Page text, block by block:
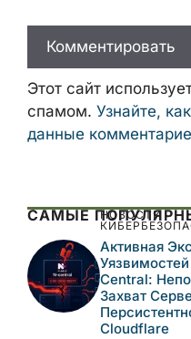
Этот сайт
спамом. Узнайте,
данные
САМЫЕ
НОВОСТИ
Активная
Central:
Захват
Cloudflare